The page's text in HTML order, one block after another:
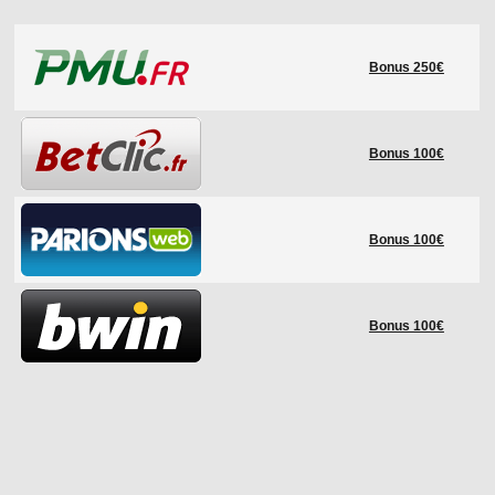
LES STADES
HISTORIQUE
COUPE DES CONFÉDÉRATIONS
Bonus 250€
Bonus 100€
Bonus 100€
Bonus 100€